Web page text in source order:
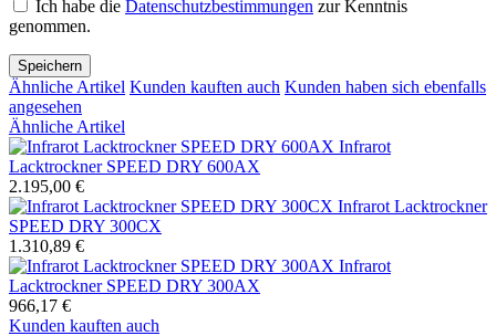
Ich habe die Datenschutzbestimmungen zur Kenntnis
genommen.
Speichern
Ähnliche Artikel Kunden kauften auch Kunden haben sich ebenfalls
angesehen
Ähnliche Artikel
Infrarot
Lacktrockner SPEED DRY 600AX
2.195,00 €
Infrarot Lacktrockner
SPEED DRY 300CX
1.310,89 €
Infrarot
Lacktrockner SPEED DRY 300AX
966,17 €
Kunden kauften auch